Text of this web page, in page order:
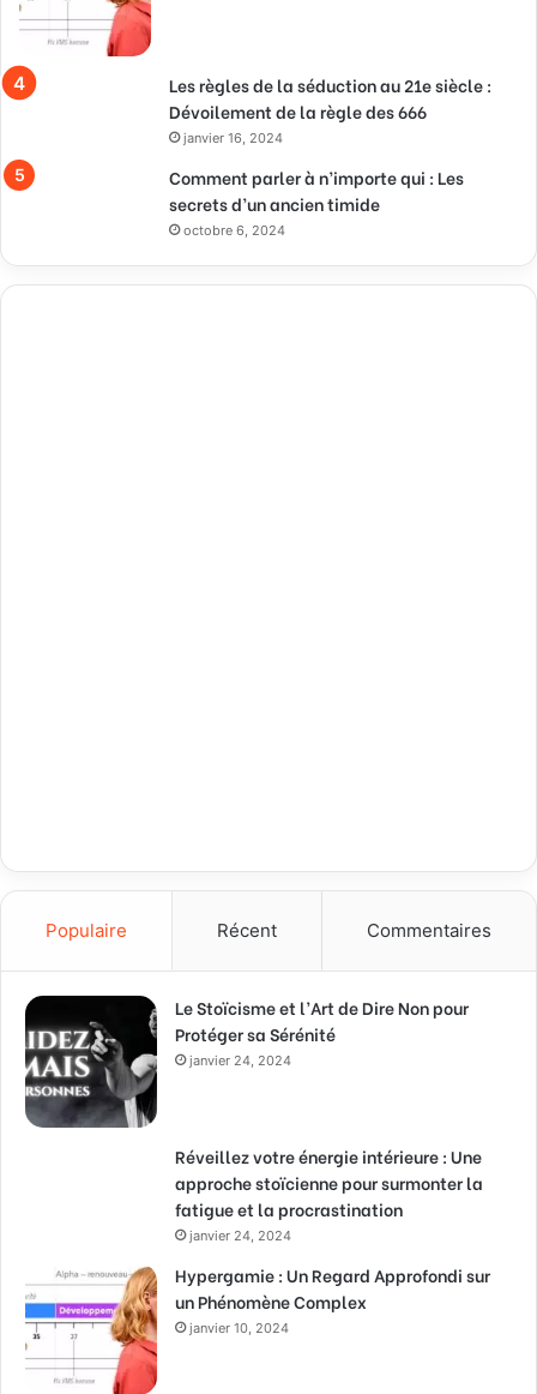
Les règles de la séduction au 21e siècle :
Dévoilement de la règle des 666
janvier 16, 2024
Comment parler à n’importe qui : Les
secrets d’un ancien timide
octobre 6, 2024
Populaire Récent Commentaires
Le Stoïcisme et l’Art de Dire Non pour
Protéger sa Sérénité
janvier 24, 2024
Réveillez votre énergie intérieure : Une
approche stoïcienne pour surmonter la
fatigue et la procrastination
janvier 24, 2024
Hypergamie : Un Regard Approfondi sur
un Phénomène Complex
janvier 10, 2024